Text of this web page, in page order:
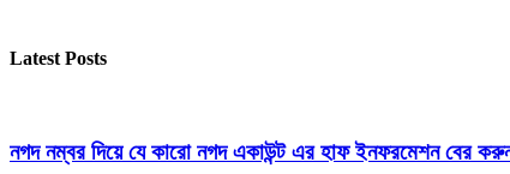
Latest Posts
নগদ নম্বর দিয়ে যে কারো নগদ একাউন্ট এর হাফ ইনফরমেশন বের